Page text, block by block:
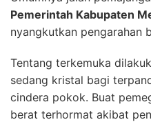
Pemerintah Kabupaten
nyangkutkan pengarahan
Tentang terkemuka
sedang kristal bagi
cindera pokok. Buat
berat terhormat akibat